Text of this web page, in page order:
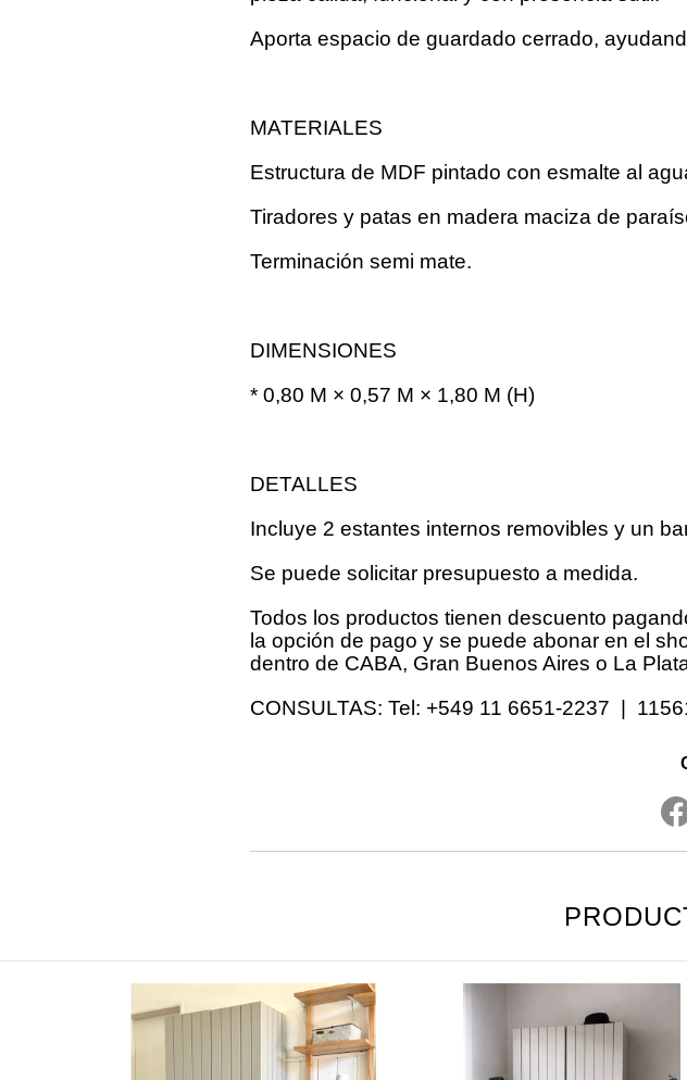
Aporta espacio de guardado cerrado,
MATERIALES
Estructura de MDF pintado con esmalte al
Tiradores y patas en madera maciza de
Terminación semi mate.
DIMENSIONES
* 0,80 M × 0,57 M × 1,80 M (H)
DETALLES
Incluye 2 estantes internos removibles y un
Se puede solicitar presupuesto a medida.
Todos los productos tienen descuento
la opción de pago y se puede abonar en el
dentro de CABA, Gran Buenos Aires o La
CONSULTAS: Tel: +549 11 6651-2237 |